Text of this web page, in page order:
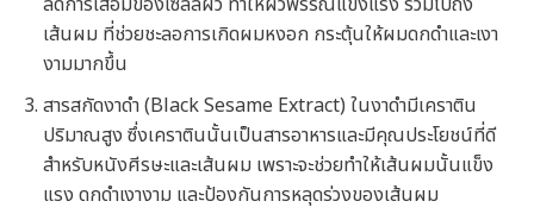
เส้นผม ที่ช่วยชะลอการเกิดผมหงอก กระตุ้นให้ผมดกดำและเงา
งามมากขึ้น
สารสกัดงาดำ (Black Sesame Extract) ในงาดำมีเคราติน
ปริมาณสูง ซึ่งเคราตินนั้นเป็นสารอาหารและมีคุณประโยชน์ที่ดี
สำหรับหนังศีรษะและเส้นผม เพราะจะช่วยทำให้เส้นผมนั้นแข็ง
แรง ดกดำเงางาม และป้องกันการหลุดร่วงของเส้นผม